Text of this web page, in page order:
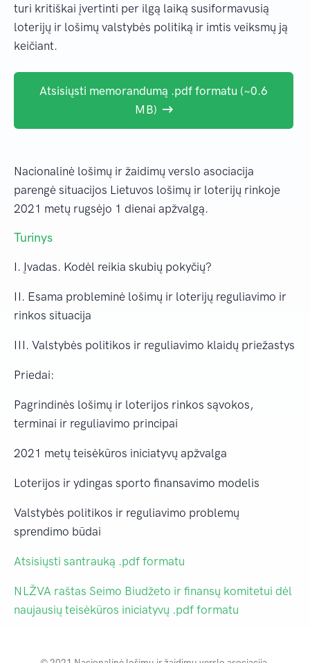
turi kritiškai įvertinti per ilgą laiką susiformavusią
loterijų ir lošimų valstybės politiką ir imtis veiksmų ją
keičiant.
Atsisiųsti memorandumą .pdf formatu (~0.6
MB)
Nacionalinė lošimų ir žaidimų verslo asociacija
parengė situacijos Lietuvos lošimų ir loterijų rinkoje
2021 metų rugsėjo 1 dienai apžvalgą.
Turinys
I. Įvadas. Kodėl reikia skubių pokyčių?
II. Esama probleminė lošimų ir loterijų reguliavimo ir
rinkos situacija
III. Valstybės politikos ir reguliavimo klaidų priežastys
Priedai:
Pagrindinės lošimų ir loterijos rinkos sąvokos,
terminai ir reguliavimo principai
2021 metų teisėkūros iniciatyvų apžvalga
Loterijos ir ydingas sporto finansavimo modelis
Valstybės politikos ir reguliavimo problemų
sprendimo būdai
Atsisiųsti santrauką .pdf formatu
NLŽVA raštas Seimo Biudžeto ir finansų komitetui dėl
naujausių teisėkūros iniciatyvų .pdf formatu